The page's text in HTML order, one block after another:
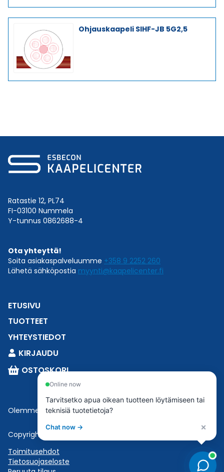
Ohjauskaapeli SIHF-JB 5G2,5
Ratastie 12, PL74
FI-03100 Nummela
Y-tunnus 0862688-4
Ota yhteyttä!
Soita asiakaspalveluumme +358 9 2252 260
Lähetä sähköpostia myynti@kaapelicenter.fi
ETUSIVU
TUOTTEET
YHTEYSTIEDOT
KIRJAUDU
OSTOSKORI
Olemme osaEsbeconia.
Copyright © 2023 Esbecon | All Rights Reserved
Toimitusehdot
Tietosuojaseloste
Online now
Tarvitsetko apua oikean tuotteen löytämiseen tai
teknisiä tuotetietoja?
Chat now → ×